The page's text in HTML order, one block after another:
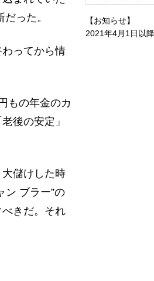
った。
ってから情
もの年金のカ
後の安定」
儲けした時
ン ブラー”の
きだ。それ
【お知らせ】
2021年4月1日以